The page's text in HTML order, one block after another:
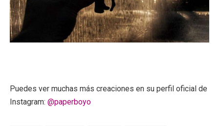
Puedes ver muchas más creaciones en su perfil oficial de
Instagram: @paperboyo